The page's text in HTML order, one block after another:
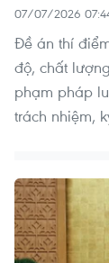
07/07/2026
Đề án thí
độ, chất
phạm pháp
trách nhiệm,